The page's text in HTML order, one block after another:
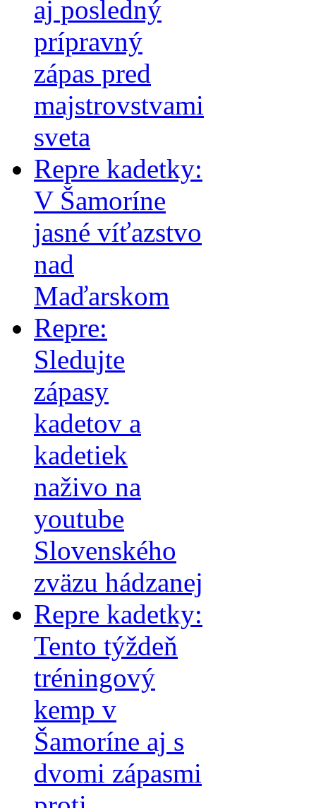
aj posledný
prípravný
zápas pred
majstrovstvami
sveta
Repre kadetky:
V Šamoríne
jasné víťazstvo
nad
Maďarskom
Repre:
Sledujte
zápasy
kadetov a
kadetiek
naživo na
youtube
Slovenského
zväzu hádzanej
Repre kadetky:
Tento týždeň
tréningový
kemp v
Šamoríne aj s
dvomi zápasmi